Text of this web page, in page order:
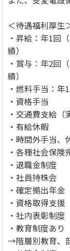
＜待遇福利厚生
・昇給：年1回
績）
・賞与：年2回
績）
・燃料手当：年
・資格手当
・交通費支給（
・有給休暇
・時間外手当、
・各種社会保険
・退職金制度
・社員持株会
・確定拠出年金
・資格取得支援
・社内表彰制度
・教育制度あり
→階層別教育、